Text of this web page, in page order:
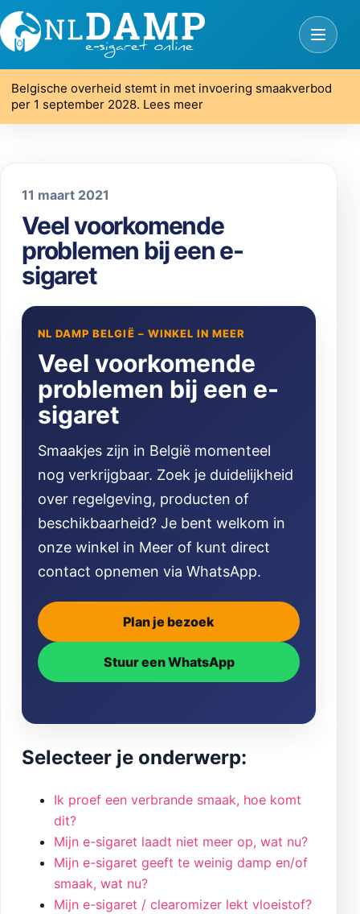
Belgische overheid stemt in met invoering smaakverbod
per 1 september 2028. Lees meer
11 maart 2021
Veel voorkomende
problemen bij een e-
sigaret
NL DAMP BELGIË – WINKEL IN MEER
Veel voorkomende
problemen bij een e-
sigaret
Smaakjes zijn in België momenteel
nog verkrijgbaar. Zoek je duidelijkheid
over regelgeving, producten of
beschikbaarheid? Je bent welkom in
onze winkel in Meer of kunt direct
contact opnemen via WhatsApp.
Plan je bezoek
Stuur een WhatsApp
Selecteer je onderwerp:
Ik proef een verbrande smaak, hoe komt
dit?
Mijn e-sigaret laadt niet meer op, wat nu?
Mijn e-sigaret geeft te weinig damp en/of
smaak, wat nu?
Mijn e-sigaret / clearomizer lekt vloeistof?